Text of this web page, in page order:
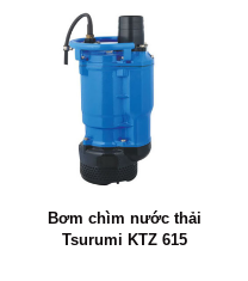
Bơm chìm nước thải
Tsurumi KTZ 615